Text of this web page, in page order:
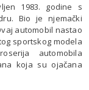
1983. godine s
Bio je njemački
automobil nastao
sportskog modela
automobila
koja su ojačana